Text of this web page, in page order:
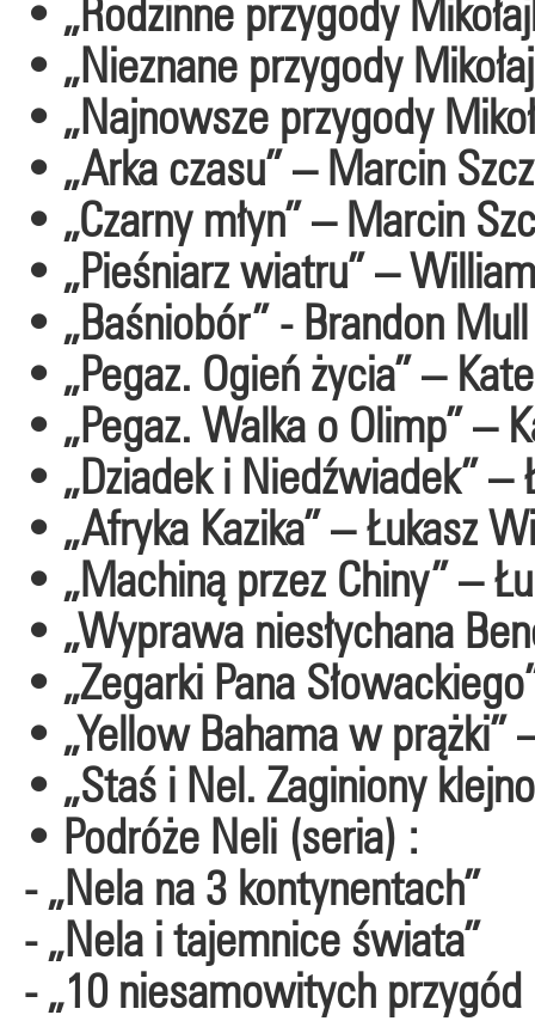
• „Rodzinne przygody
• „Nieznane przygody
• „Najnowsze przygody
• „Arka czasu” – Marcin
• „Czarny młyn” – Marcin
• „Pieśniarz wiatru” –
• „Baśniobór” - Brandon Mull
• „Pegaz. Ogień życia” –
• „Pegaz. Walka o Olimp” –
• „Dziadek i Niedźwiadek” –
• „Afryka Kazika” – Łukasz
• „Machiną przez Chiny” –
• „Wyprawa niesłychana
• „Zegarki Pana
• „Yellow Bahama w prążki”
• „Staś i Nel. Zaginiony
• Podróże Neli (seria) :
- „Nela na 3 kontynentach”
- „Nela i tajemnice świata”
- „10 niesamowitych przygód